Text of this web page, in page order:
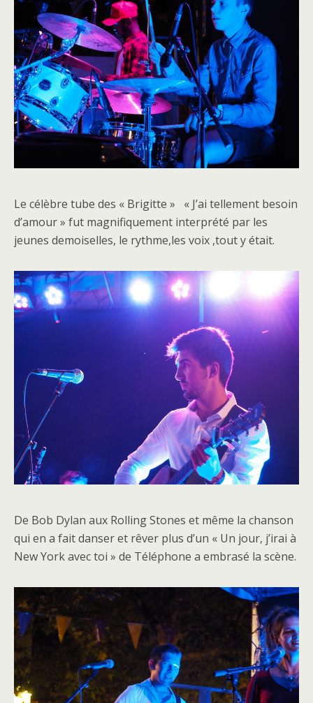
Le célèbre tube des « Brigitte » « J’ai tellement besoin
d’amour » fut magnifiquement interprété par les
jeunes demoiselles, le rythme,les voix ,tout y était.
De Bob Dylan aux Rolling Stones et même la chanson
qui en a fait danser et rêver plus d’un « Un jour, j’irai à
New York avec toi » de Téléphone a embrasé la scène.